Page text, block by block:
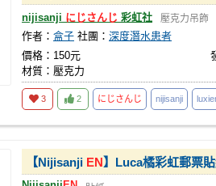
nijisanji にじさんじ 彩虹社 壓克力吊飾
作者： 盒子 社團： 深度潛水患者
價格：150元
材質：壓克力
3 2 にじさんじ nijisanji
【Nijisanji EN】Luca橘彩虹郵票